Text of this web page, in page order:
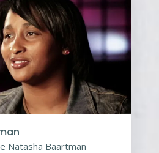
Natasha Baartman